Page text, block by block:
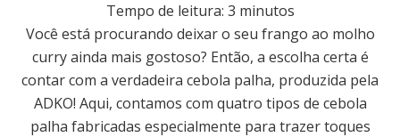
Tempo de leitura: 3 minutos
Você está procurando deixar o seu frango ao molho
curry ainda mais gostoso? Então, a escolha certa é
contar com a verdadeira cebola palha, produzida pela
ADKO! Aqui, contamos com quatro tipos de cebola
palha fabricadas especialmente para trazer toques